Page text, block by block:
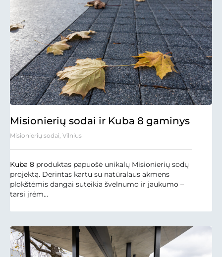
Misionierių sodai ir Kuba 8 gaminys
Misionierių sodai, Vilnius
Kuba 8 produktas papuošė unikalų Misionierių sodų
projektą. Derintas kartu su natūralaus akmens
plokštėmis dangai suteikia švelnumo ir jaukumo –
tarsi įrėm...